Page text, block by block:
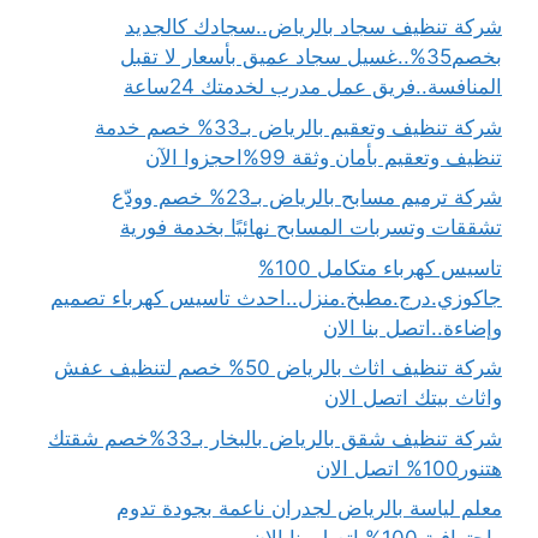
شركة تنظيف سجاد بالرياض..سجادك كالجديد
بخصم35%..غسيل سجاد عميق بأسعار لا تقبل
المنافسة..فريق عمل مدرب لخدمتك 24ساعة
شركة تنظيف وتعقيم بالرياض بـ33% خصم خدمة
تنظيف وتعقيم بأمان وثقة 99%احجزوا الآن
شركة ترميم مسابح بالرياض بـ23% خصم وودّع
تشققات وتسربات المسابح نهائيًا بخدمة فورية
تاسيس كهرباء متكامل 100%
جاكوزي.درج.مطبخ.منزل..احدث تاسيس كهرباء تصميم
وإضاءة..اتصل بنا الان
شركة تنظيف اثاث بالرياض 50% خصم لتنظيف عفش
واثاث بيتك اتصل الان
شركة تنظيف شقق بالرياض بالبخار بـ33%خصم شقتك
هتنور100% اتصل الان
معلم لياسة بالرياض لجدران ناعمة بجودة تدوم